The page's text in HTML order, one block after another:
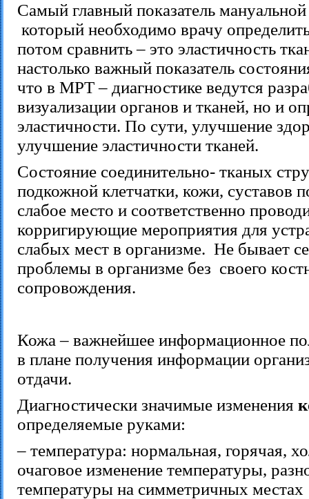
Самый главный показатель
который необходимо врачу
потом сравнить – это эластичность
настолько важный показатель
что в МРТ – диагностике ведутся
визуализации органов и тканей, но и
эластичности. По сути, улучшение
улучшение эластичности тканей.
Состояние соединительно- тканых
подкожной клетчатки, кожи, суставов
слабое место и соответственно
корригирующие мероприятия для
слабых мест в организме. Не бывает
проблемы в организме без своего
сопровождения.
Кожа – важнейшее информационное
в плане получения информации
отдачи.
Диагностически значимые изменения
определяемые руками:
– температура: нормальная, горячая,
очаговое изменение температуры,
температуры на симметричных местах